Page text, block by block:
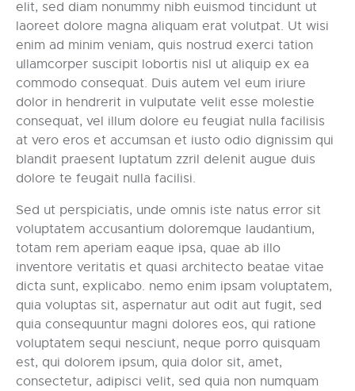
elit, sed diam nonummy nibh euismod tincidunt ut
laoreet dolore magna aliquam erat volutpat. Ut wisi
enim ad minim veniam, quis nostrud exerci tation
ullamcorper suscipit lobortis nisl ut aliquip ex ea
commodo consequat. Duis autem vel eum iriure
dolor in hendrerit in vulputate velit esse molestie
consequat, vel illum dolore eu feugiat nulla facilisis
at vero eros et accumsan et iusto odio dignissim qui
blandit praesent luptatum zzril delenit augue duis
dolore te feugait nulla facilisi.
Sed ut perspiciatis, unde omnis iste natus error sit
voluptatem accusantium doloremque laudantium,
totam rem aperiam eaque ipsa, quae ab illo
inventore veritatis et quasi architecto beatae vitae
dicta sunt, explicabo. nemo enim ipsam voluptatem,
quia voluptas sit, aspernatur aut odit aut fugit, sed
quia consequuntur magni dolores eos, qui ratione
voluptatem sequi nesciunt, neque porro quisquam
est, qui dolorem ipsum, quia dolor sit, amet,
consectetur, adipisci velit, sed quia non numquam